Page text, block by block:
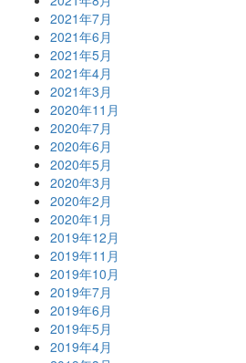
2021年7月
2021年6月
2021年5月
2021年4月
2021年3月
2020年11月
2020年7月
2020年6月
2020年5月
2020年3月
2020年2月
2020年1月
2019年12月
2019年11月
2019年10月
2019年7月
2019年6月
2019年5月
2019年4月